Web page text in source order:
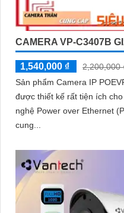
CAMERA VP-C3407B
1,540,000 ₫
2,200,000
Sản phẩm Camera IP
được thiết kế rất tiện ích cho việc
nghệ Power over Ethernet
cung...